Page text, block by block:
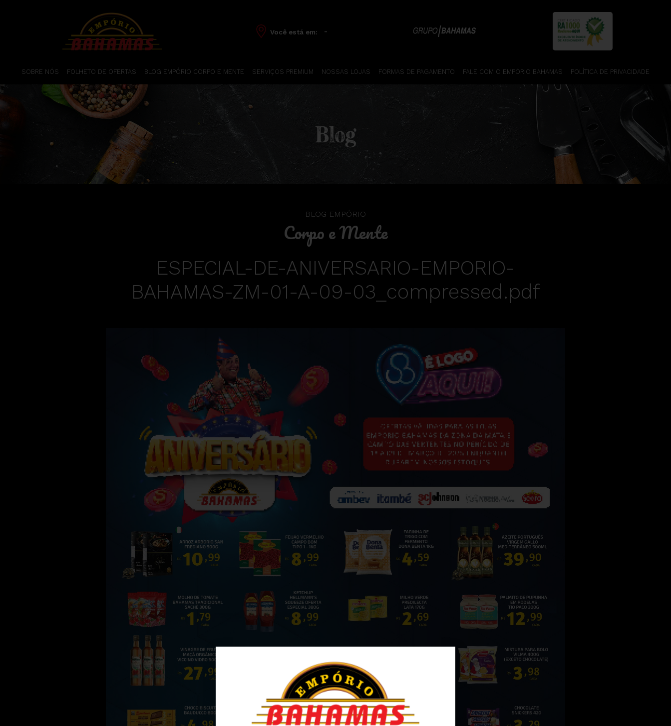
Você está em: -
SOBRE NÓS FOLHETO DE OFERTAS BLOG EMPÓRIO CORPO E MENTE SERVIÇOS PREMIUM NOSSAS LOJAS FORMAS DE PAGAMENTO FALE COM O EMPÓRIO BAHAMAS POLÍTICA DE PRIVACIDADE
Blog
BLOG EMPÓRIO
Corpo e Mente
ESPECIAL-DE-ANIVERSARIO-EMPORIO-
BAHAMAS-ZM-01-A-09-03_compressed.pdf